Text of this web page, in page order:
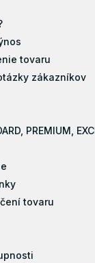
tovaru
zákazníkov
PREMIUM,
tovaru